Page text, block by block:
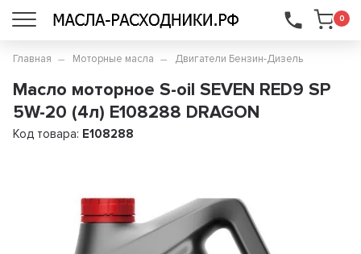
0
...
Главная Моторные масла Двигатели Бензин-Дизель
Масло моторное S-oil SEVEN RED9 SP
5W-20 (4л) E108288 DRAGON
Код товара: E108288